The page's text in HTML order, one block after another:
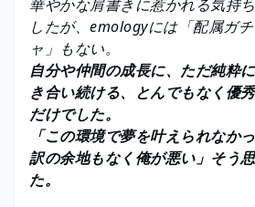
華やかな肩書きに惹かれる気持
したが、emologyには「配属ガ
ャ」もない。
自分や仲間の成長に、ただ純粋
き合い続ける、とんでもなく優
だけでした。
「この環境で夢を叶えられなか
訳の余地もなく俺が悪い」そう
た。